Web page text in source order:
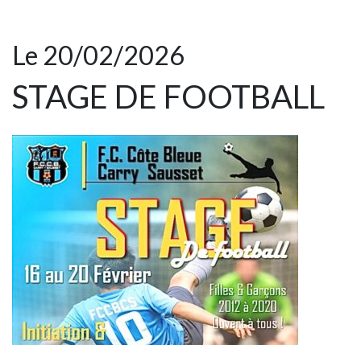
Le 20/02/2026
STAGE DE FOOTBALL